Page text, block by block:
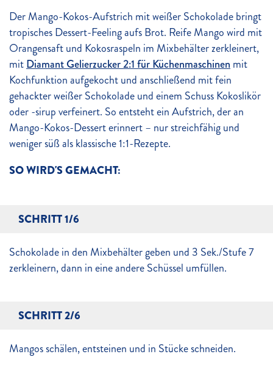
Der Mango-Kokos-Aufstrich mit weißer Schokolade bringt
tropisches Dessert-Feeling aufs Brot. Reife Mango wird mit
Orangensaft und Kokosraspeln im Mixbehälter zerkleinert,
mitDiamant Gelierzucker 2:1 für Küchenmaschinen mit
Kochfunktion aufgekocht und anschließend mit fein
gehackter weißer Schokolade und einem Schuss Kokoslikör
oder -sirup verfeinert. So entsteht ein Aufstrich, der an
Mango-Kokos-Dessert erinnert – nur streichfähig und
weniger süß als klassische 1:1-Rezepte.
SO WIRD'S GEMACHT:
SCHRITT 1/6
Schokolade in den Mixbehälter geben und 3 Sek./Stufe 7
zerkleinern, dann in eine andere Schüssel umfüllen.
SCHRITT 2/6
Mangos schälen, entsteinen und in Stücke schneiden.